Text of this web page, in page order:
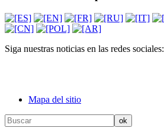
Siga nuestras noticias en las redes sociales:
Mapa del sitio